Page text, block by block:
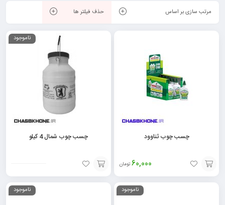
مرتب سازی بر اساس حذف فیلتر ها
چسب چوب ثناوود
60,000 تومان
افزودن
ناموجود
چسب چوب شمال 4 کیلو
افزودن
ناموجود ناموجود